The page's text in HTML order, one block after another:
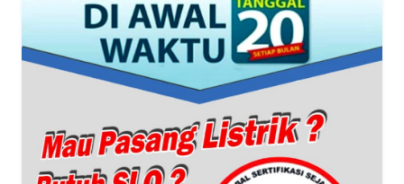
WN
KEPRI